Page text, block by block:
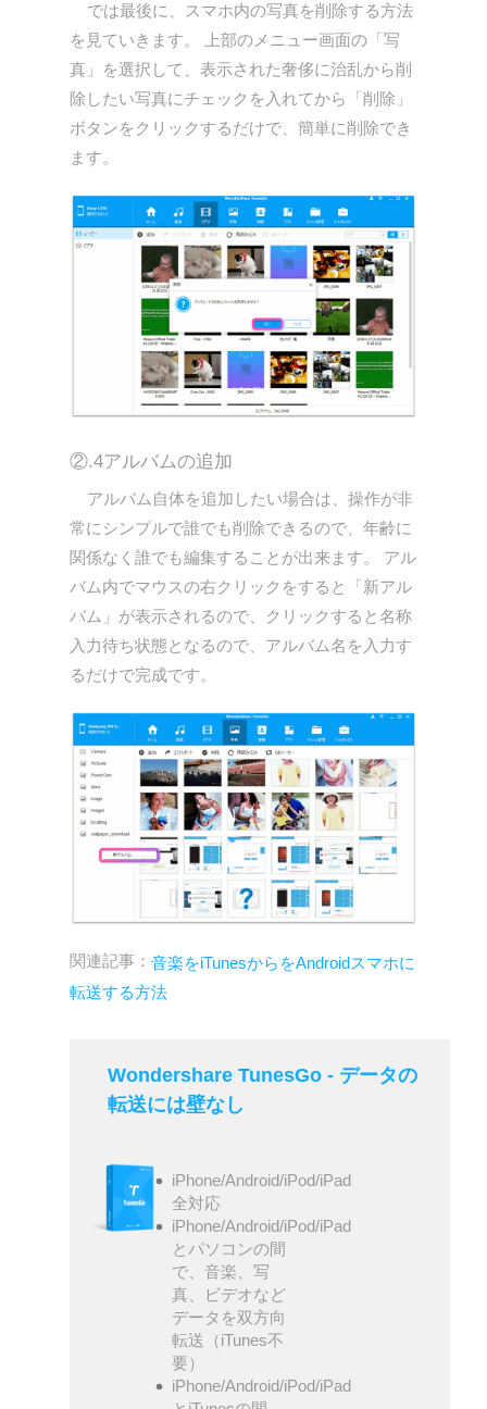
では最後に、スマホ内の写真を削除する方法
を見ていきます。 上部のメニュー画面の「写
真」を選択して、表示された奢侈に治乱から削
除したい写真にチェックを入れてから「削除」
ボタンをクリックするだけで、簡単に削除でき
ます。
②.4アルバムの追加
アルバム自体を追加したい場合は、操作が非
常にシンプルで誰でも削除できるので、年齢に
関係なく誰でも編集することが出来ます。 アル
バム内でマウスの右クリックをすると「新アル
バム」が表示されるので、クリックすると名称
入力待ち状態となるので、アルバム名を入力す
るだけで完成です。
関連記事： 音楽をiTunesからをAndroidスマホに
転送する方法
Wondershare TunesGo - データの
転送には壁なし
iPhone/Android/iPod/iPad
全対応
iPhone/Android/iPod/iPad
とパソコンの間
で、音楽、写
真、ビデオなど
データを双方向
転送（iTunes不
要）
iPhone/Android/iPod/iPad